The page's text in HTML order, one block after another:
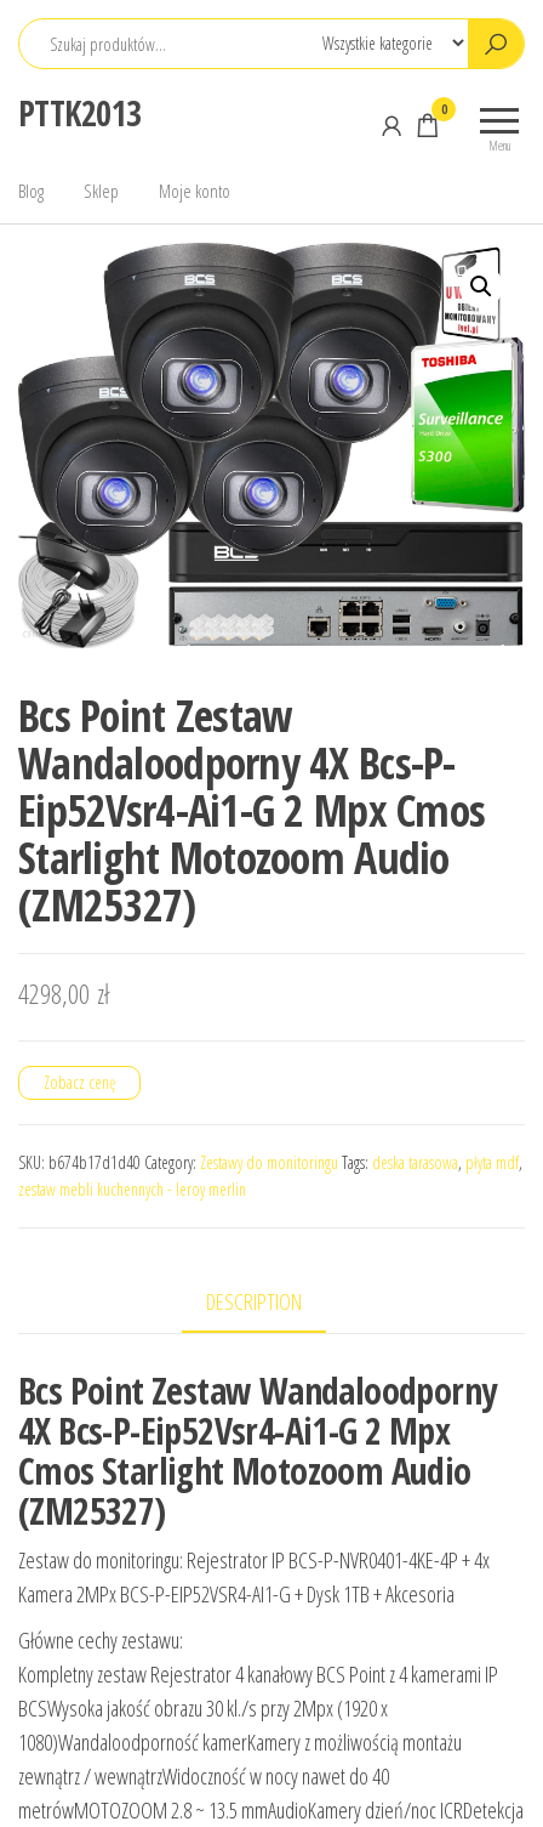
Przejdź
PTTK2013
Menu
0
Blog Sklep Moje konto
Bcs Point Zestaw
Wandaloodporny 4X Bcs-P-
Eip52Vsr4-Ai1-G 2 Mpx Cmos
Starlight Motozoom Audio
(ZM25327)
4298,00 zł
Zobacz cenę
SKU: b674b17d1d40 Category: Zestawy do monitoringu Tags: deska tarasowa, płyta mdf,
zestaw mebli kuchennych - leroy merlin
DESCRIPTION
Bcs Point Zestaw Wandaloodporny
4X Bcs-P-Eip52Vsr4-Ai1-G 2 Mpx
Cmos Starlight Motozoom Audio
(ZM25327)
Zestaw do monitoringu: Rejestrator IP BCS-P-NVR0401-4KE-4P + 4x
Kamera 2MPx BCS-P-EIP52VSR4-AI1-G + Dysk 1TB + Akcesoria
Główne cechy zestawu:
Kompletny zestaw Rejestrator 4 kanałowy BCS Point z 4 kamerami IP
BCSWysoka jakość obrazu 30 kl./s przy 2Mpx (1920 x
1080)Wandaloodporność kamerKamery z możliwością montażu
zewnątrz / wewnątrzWidoczność w nocy nawet do 40
metrówMOTOZOOM 2.8 ~ 13.5 mmAudioKamery dzień/noc ICRDetekcja